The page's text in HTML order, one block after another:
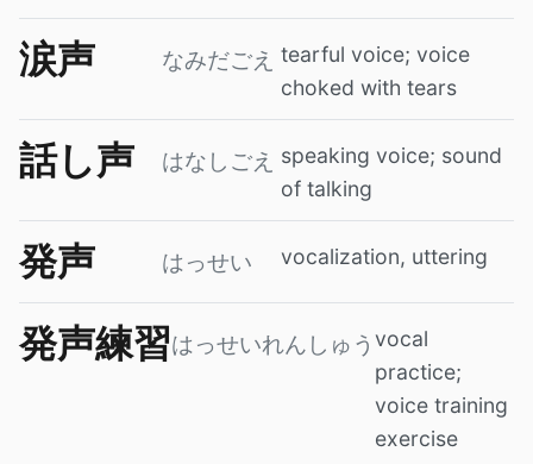
涙声 なみだごえ tearful voice; voice
choked with tears
話し声 はなしごえ speaking voice; sound
of talking
発声 はっせい vocalization, uttering
発声練習はっせいれんしゅう vocal
practice;
voice training
exercise